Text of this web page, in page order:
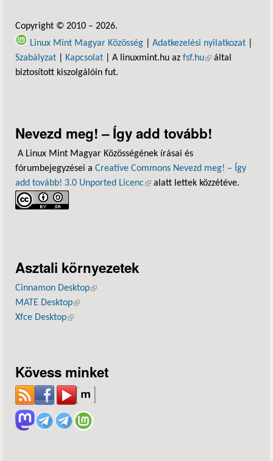
Copyright © 2010 – 2026.
Linux Mint Magyar Közösség
Adatkezelési nyilatkozat
Szabályzat
Kapcsolat | A linuxmint.hu az fsf.hu(külső hivatkozás)
által
biztosított kiszolgálóin fut.
Nevezd meg! – Így add tovább!
A Linux Mint Magyar Közösségének írásai és
fórumbejegyzései a Creative Commons Nevezd meg! – Így
add tovább! 3.0 Unported Licenc(külső hivatkozás)
alatt lettek közzétéve.
Asztali környezetek
Cinnamon Desktop(külső hivatkozás)
MATE Desktop(külső hivatkozás)
Xfce Desktop(külső hivatkozás)
Kövess minket